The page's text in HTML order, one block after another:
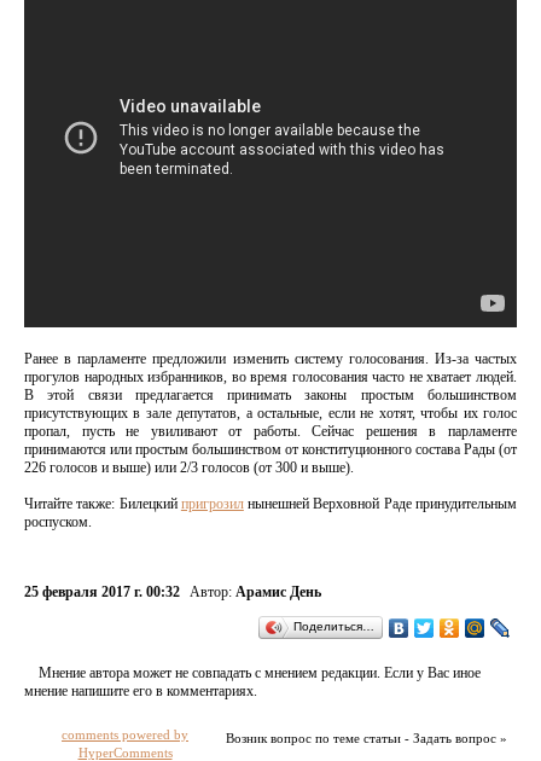
Ранее в парламенте предложили изменить систему голосования. Из-за частых
прогулов народных избранников, во время голосования часто не хватает людей.
В этой связи предлагается принимать законы простым большинством
присутствующих в зале депутатов, а остальные, если не хотят, чтобы их голос
пропал, пусть не увиливают от работы. Сейчас решения в парламенте
принимаются или простым большинством от конституционного состава Рады (от
226 голосов и выше) или 2/3 голосов (от 300 и выше).
Читайте также: Билецкий пригрозилнынешней Верховной Раде принудительным
роспуском.
25 февраля 2017 г. 00:32 Автор: Арамис День
Поделиться…
Мнение автора может не совпадать с мнением редакции. Если у Вас иное
мнение напишите его в комментариях.
Возник вопрос по теме статьи - Задать вопрос »
comments powered by
HyperComments